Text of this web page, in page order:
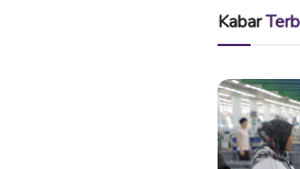
Kabar